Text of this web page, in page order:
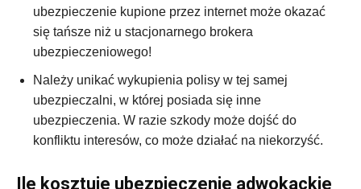
ubezpieczenie kupione przez internet może okazać
się tańsze niż u stacjonarnego brokera
ubezpieczeniowego!
Należy unikać wykupienia polisy w tej samej
ubezpieczalni, w której posiada się inne
ubezpieczenia. W razie szkody może dojść do
konfliktu interesów, co może działać na niekorzyść.
Ile kosztuje ubezpieczenie adwokackie